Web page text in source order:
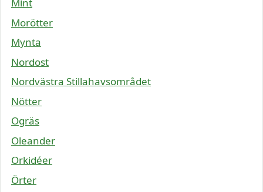
Mint
Morötter
Mynta
Nordost
Nordvästra Stillahavsområdet
Nötter
Ogräs
Oleander
Orkidéer
Örter